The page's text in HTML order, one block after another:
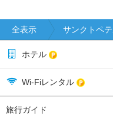
全表示 サンクトペ
ホテル
Wi-Fiレンタル
旅行ガイド